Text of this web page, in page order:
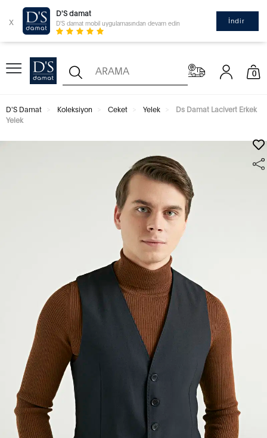
x
D'S damat
D'S damat mobil uygulamasından devam edin İndir
0
D'S Damat Koleksiyon Ceket Yelek
Ds Damat Lacivert Erkek
Yelek